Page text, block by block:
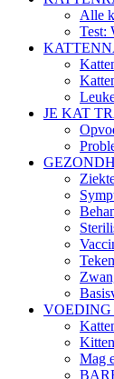
Alle
Test:
JE KAT
Mag